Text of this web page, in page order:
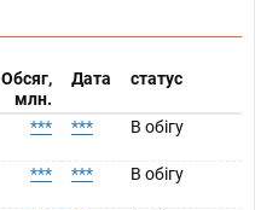
Обсяг,
млн.
Дата статус
*** *** В обігу
*** *** В обігу